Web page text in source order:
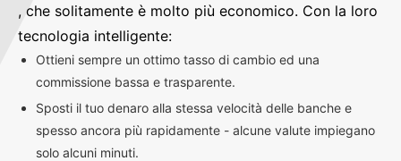
, che solitamente è molto più economico. Con la loro
tecnologia intelligente:
Ottieni sempre un ottimo tasso di cambio ed una
commissione bassa e trasparente.
Sposti il tuo denaro alla stessa velocità delle banche e
spesso ancora più rapidamente - alcune valute impiegano
solo alcuni minuti.